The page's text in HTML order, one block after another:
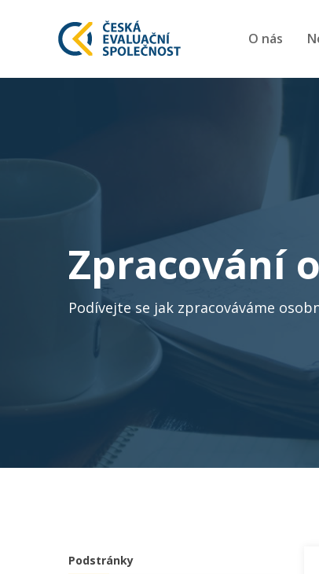
O nás
Zpracování
Podívejte se jak zpracováváme
Podstránky